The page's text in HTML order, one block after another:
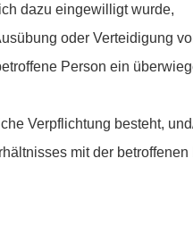
dazu eingewilligt wurde,
oder Verteidigung
Person ein
Verpflichtung besteht,
mit der betroffenen